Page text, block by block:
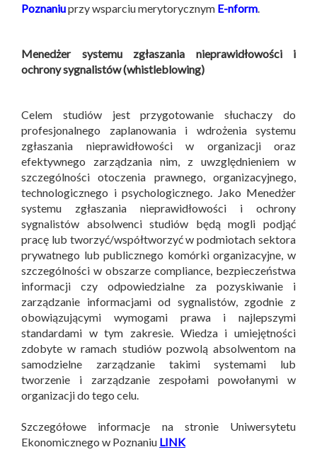
Poznaniuprzy wsparciu merytorycznym E-nform
Menedżer systemu zgłaszania nieprawidłowości i
ochrony sygnalistów (whistleblowing)
Celem studiów jest przygotowanie słuchaczy do
profesjonalnego zaplanowania i wdrożenia systemu
zgłaszania nieprawidłowości w organizacji oraz
efektywnego zarządzania nim, z uwzględnieniem w
szczególności otoczenia prawnego, organizacyjnego,
technologicznego i psychologicznego. Jako Menedżer
systemu zgłaszania nieprawidłowości i ochrony
sygnalistów absolwenci studiów będą mogli podjąć
pracę lub tworzyć/współtworzyć w podmiotach sektora
prywatnego lub publicznego komórki organizacyjne, w
szczególności w obszarze compliance, bezpieczeństwa
informacji czy odpowiedzialne za pozyskiwanie i
zarządzanie informacjami od sygnalistów, zgodnie z
obowiązującymi wymogami prawa i najlepszymi
standardami w tym zakresie. Wiedza i umiejętności
zdobyte w ramach studiów pozwolą absolwentom na
samodzielne zarządzanie takimi systemami lub
tworzenie i zarządzanie zespołami powołanymi w
organizacji do tego celu.
Szczegółowe informacje na stronie Uniwersytetu
Ekonomicznego w Poznaniu LINK